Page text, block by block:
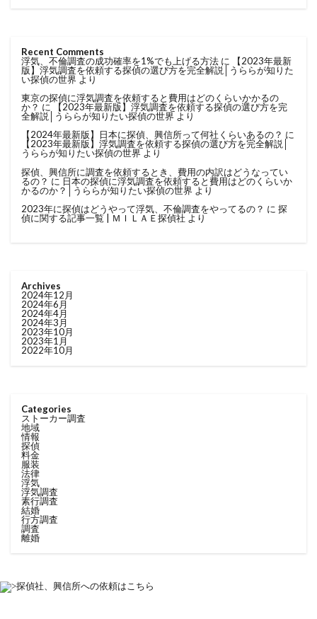
Recent Comments
浮気、不倫調査の成功確率を1%でも上げる方法 に
【2023年最新
版】浮気調査を依頼する探偵の選び方を完全解説│うららが知りた
い探偵の世界 より
東京の探偵に浮気調査を依頼すると費用はどのくらいかかるの
か？ に
【2023年最新版】浮気調査を依頼する探偵の選び方を完
全解説│うららが知りたい探偵の世界 より
【2024年最新版】日本に探偵、興信所って何社くらいあるの？ に
【2023年最新版】浮気調査を依頼する探偵の選び方を完全解説│
うららが知りたい探偵の世界 より
探偵、興信所に調査を依頼するとき、費用の内訳はどうなってい
るの？に日本の探偵に浮気調査を依頼すると費用はどのくらいか
かるのか？│うららが知りたい探偵の世界 より
2023年に探偵はどうやって浮気、不倫調査をやってるの？ に 探
偵に関する記事一覧 | ＭＩＬＡＥ探偵社 より
Archives
2024年12月
2024年6月
2024年4月
2024年3月
2023年10月
2023年1月
2022年10月
Categories
ストーカー調査
地域
情報
探偵
料金
服装
法律
浮気
浮気調査
素行調査
結婚
行方調査
調査
離婚